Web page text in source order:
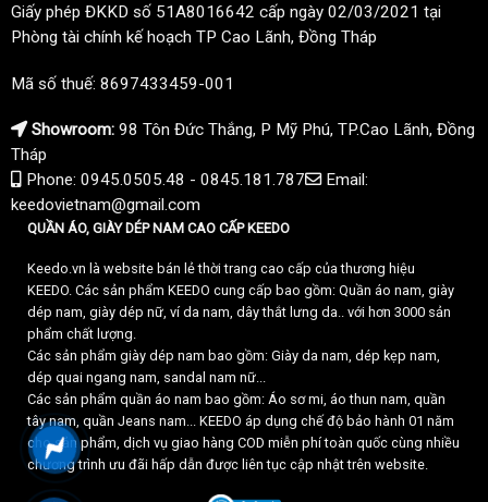
Giấy phép ĐKKD số 51A8016642 cấp ngày 02/03/2021 tại
Phòng tài chính kế hoạch TP Cao Lãnh, Đồng Tháp
Mã số thuế: 8697433459-001
Showroom: 98 Tôn Đức Thắng, P Mỹ Phú, TP.Cao Lãnh, Đồng
Tháp
Phone: 0945.0505.48 - 0845.181.787
Email:
keedovietnam@gmail.com
QUẦN ÁO, GIÀY DÉP NAM CAO CẤP KEEDO
Keedo.vn là website bán lẻ thời trang cao cấp của thương hiệu
KEEDO. Các sản phẩm KEEDO cung cấp bao gồm: Quần áo nam, giày
dép nam, giày dép nữ, ví da nam, dây thắt lưng da.. với hơn 3000 sản
phẩm chất lượng.
Các sản phẩm giày dép nam bao gồm: Giày da nam, dép kẹp nam,
dép quai ngang nam, sandal nam nữ...
Các sản phẩm quần áo nam bao gồm: Áo sơ mi, áo thun nam, quần
tây nam, quần Jeans nam... KEEDO áp dụng chế độ bảo hành 01 năm
cho sản phẩm, dịch vụ giao hàng COD miễn phí toàn quốc cùng nhiều
chương trình ưu đãi hấp dẫn được liên tục cập nhật trên website.